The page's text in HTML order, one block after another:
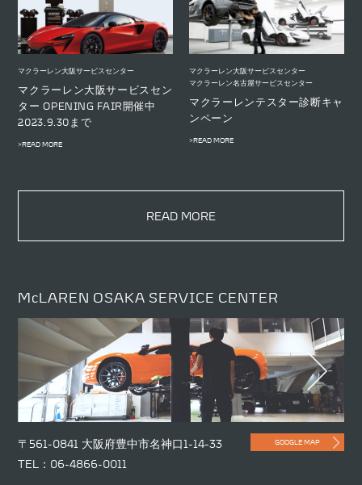
マクラーレン大阪サービスセンター
マクラーレン大阪サービスセン
ター OPENING FAIR開催中
2023.9.30まで
>READ MORE
マクラーレン大阪サービスセンター
マクラーレン名古屋サービスセンター
マクラーレンテスター診断キャ
ンペーン
>READ MORE
READ MORE
McLAREN OSAKA SERVICE CENTER
〒561-0841 大阪府豊中市名神口1-14-33
TEL：06-4866-0011
GOOGLE MAP